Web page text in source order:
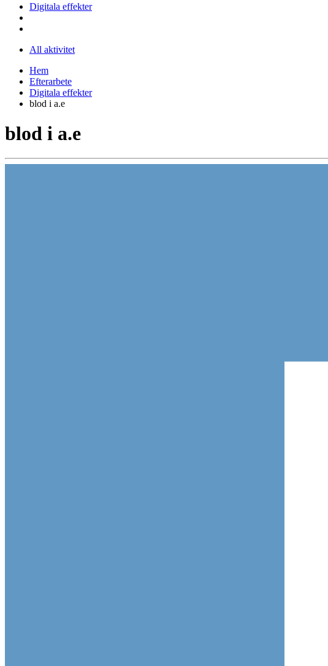
Digitala effekter
All aktivitet
Hem
Efterarbete
Digitala effekter
blod i a.e
blod i a.e